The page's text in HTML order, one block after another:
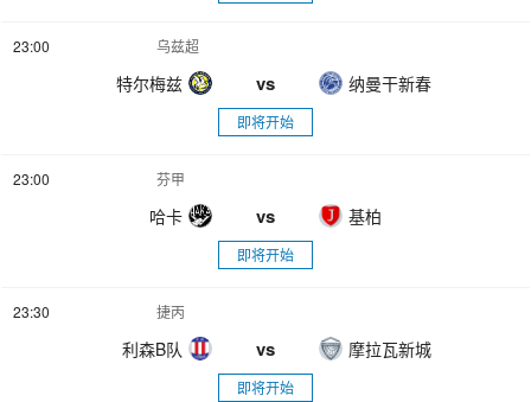
23:00 乌兹超
特尔梅兹 vs 纳曼干新春
即将开始
23:00 芬甲
哈卡 vs 基柏
即将开始
23:30 捷丙
利森B队 vs 摩拉瓦新城
即将开始